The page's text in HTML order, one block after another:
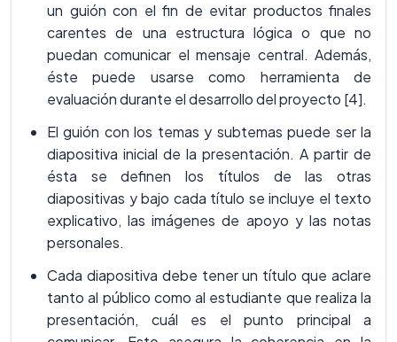
un guión con el fin de evitar productos finales
carentes de una estructura lógica o que no
puedan comunicar el mensaje central. Además,
éste puede usarse como herramienta de
evaluación durante el desarrollo del proyecto [4].
El guión con los temas y subtemas puede ser la
diapositiva inicial de la presentación. A partir de
ésta se definen los títulos de las otras
diapositivas y bajo cada título se incluye el texto
explicativo, las imágenes de apoyo y las notas
personales.
Cada diapositiva debe tener un título que aclare
tanto al público como al estudiante que realiza la
presentación, cuál es el punto principal a